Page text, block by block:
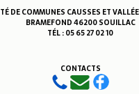
DE COMMUNES CAUSSES ET
BRAMEFOND 46200 SOUILLAC
TÉL : 05 65 27 02 10
CONTACTS